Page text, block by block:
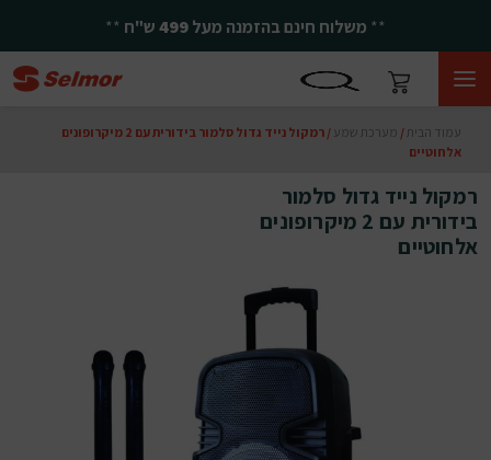
** משלוח חינם בהזמנה מעל499ש"ח **
עמוד הבית / מערכת שמע
/ רמקול נייד גדול סלמור בידורית עם 2 מיקרופונים
אלחוטיים
רמקול נייד גדול סלמור
בידורית עם 2 מיקרופונים
אלחוטיים